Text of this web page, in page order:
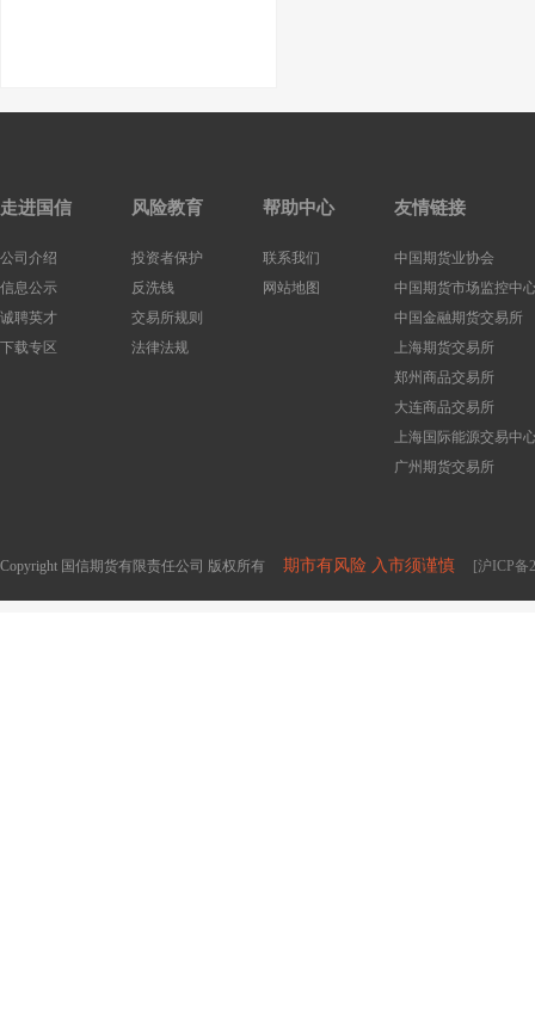
走进国信
公司介绍
信息公示
诚聘英才
下载专区
风险教育
投资者保护
反洗钱
交易所规则
法律法规
帮助中心
联系我们
网站地图
友情链接
中国期货业协会
中国期货市场监控中
中国金融期货交易所
上海期货交易所
郑州商品交易所
大连商品交易所
上海国际能源交易中
广州期货交易所
Copyright 国信期货有限责任公司 版权所有 期市有风险 入市须谨慎 [沪ICP备